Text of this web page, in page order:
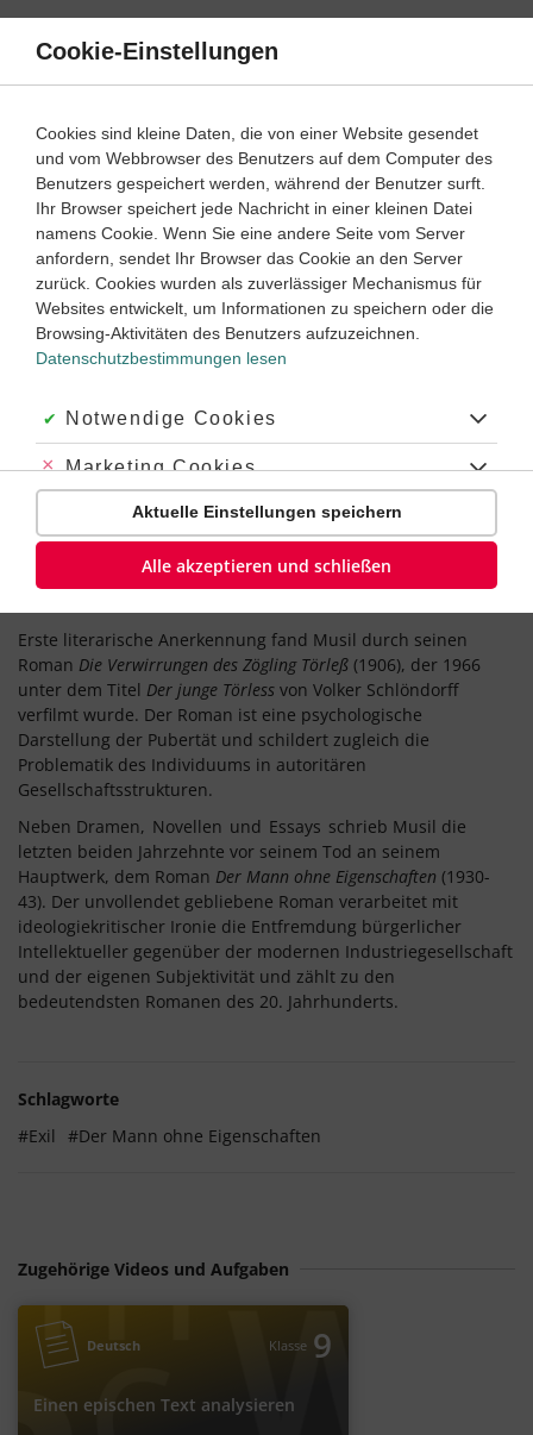
Direkt
Inhalt
Deutsch 5. Klasse ‐ Abitur
Musil, Robert Edler von
Geboren in Klagenfurt (Österreich) am 6.11.1880, gestorben
in Genf (Schweiz) am 15.4.1942:
Musil besuchte 1892-1897 militärische Bildungsinstitute und
1908. Nach der Zeit als Bibliothekar an der Technischen
des Ersten Weltkriegs Redakteur derNeuen Rundschauund
Mitarbeiter der expressionistischen Zeitschrift
Berlin. Ab 1923 lebte Musil als freier Schriftsteller, Kritiker
und Essayist in Berlin und Wien und
dem Verbot seiner Bücher, über Italien in die Schweiz, wo er
Erste literarische Anerkennung fand Musil durch seinen
Roman Die Verwirrungen des Zögling Törleß (1906), der 1966
unter dem Titel Der junge Törless von Volker Schlöndorff
verfilmt wurde. Der Roman ist eine psychologische
Darstellung der Pubertät und schildert zugleich die
Problematik des Individuums in autoritären
Gesellschaftsstrukturen.
Neben Dramen, Novellen und Essays schrieb Musil die
letzten beiden Jahrzehnte vor seinem Tod an seinem
Hauptwerk, dem Roman Der Mann ohne Eigenschaften (1930-
43). Der unvollendet gebliebene Roman verarbeitet mit
ideologiekritischer Ironie die Entfremdung bürgerlicher
Intellektueller gegenüber der modernen Industriegesellschaft
und der eigenen Subjektivität und zählt zu den
bedeutendsten Romanen des 20. Jahrhunderts.
Schlagworte
#Exil
#Der Mann ohne Eigenschaften
Zugehörige Videos und Aufgaben
Deutsch Klasse 9
Einen epischen Text analysieren
Cookie-Einstellungen
Cookies sind kleine Daten, die von einer Website gesendet
und vom Webbrowser des Benutzers auf dem Computer des
Benutzers gespeichert werden, während der Benutzer surft.
Ihr Browser speichert jede Nachricht in einer kleinen Datei
namens Cookie. Wenn Sie eine andere Seite vom Server
anfordern, sendet Ihr Browser das Cookie an den Server
zurück. Cookies wurden als zuverlässiger Mechanismus für
Websites entwickelt, um Informationen zu speichern oder die
Browsing-Aktivitäten des Benutzers aufzuzeichnen.
Datenschutzbestimmungen lesen
Akzeptiert:
Notwendige Cookies
Abgelehnt:
Marketing Cookies
Abgelehnt:
Personalisierungs-Cookies
Aktuelle Einstellungen speichern
Alle akzeptieren und schließen